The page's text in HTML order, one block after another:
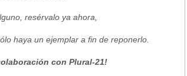
resérvalo ya ahora,
haya un ejemplar a fin de reponerlo.
con Plural-21!